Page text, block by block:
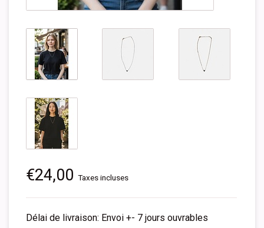
€24,00 Taxes incluses
Délai de livraison: Envoi +- 7 jours ouvrables